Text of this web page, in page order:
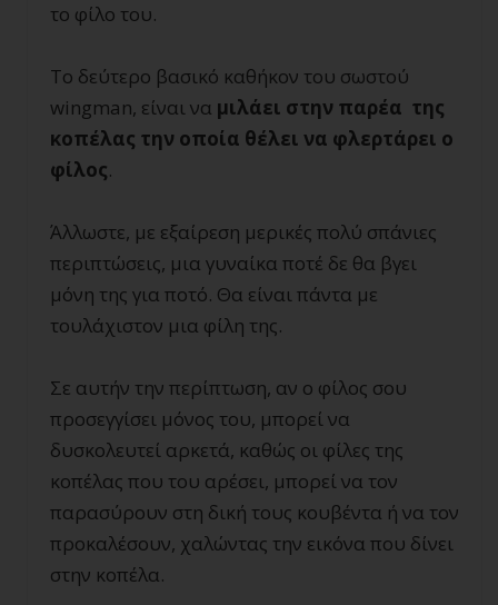
το φίλο του.
Το δεύτερο βασικό καθήκον του σωστού
wingman, είναι να μιλάει στην παρέα της
κοπέλας την οποία θέλει να φλερτάρει ο
φίλος.
Άλλωστε, με εξαίρεση μερικές πολύ σπάνιες
περιπτώσεις, μια γυναίκα ποτέ δε θα βγει
μόνη της για ποτό. Θα είναι πάντα με
τουλάχιστον μια φίλη της.
Σε αυτήν την περίπτωση, αν ο φίλος σου
προσεγγίσει μόνος του, μπορεί να
δυσκολευτεί αρκετά, καθώς οι φίλες της
κοπέλας που του αρέσει, μπορεί να τον
παρασύρουν στη δική τους κουβέντα ή να τον
προκαλέσουν, χαλώντας την εικόνα που δίνει
στην κοπέλα.